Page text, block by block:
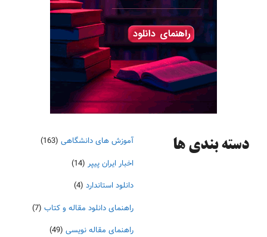
دسته‌ بندی ها آموزش های دانشگاهی (163)
اخبار ایران پیپر (14)
دانلود استاندارد (4)
راهنمای دانلود مقاله و کتاب (7)
راهنمای مقاله نویسی (49)